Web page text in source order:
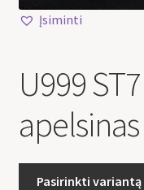
Įsiminti
U999
Pasirinkti variantą